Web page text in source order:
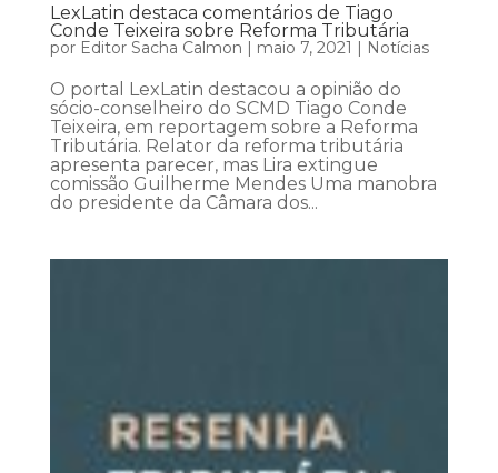
LexLatin destaca comentários de Tiago
Conde Teixeira sobre Reforma Tributária
por Editor Sacha Calmon | maio 7, 2021 | Notícias
O portal LexLatin destacou a opinião do
sócio-conselheiro do SCMD Tiago Conde
Teixeira, em reportagem sobre a Reforma
Tributária. Relator da reforma tributária
apresenta parecer, mas Lira extingue
comissão Guilherme Mendes Uma manobra
do presidente da Câmara dos...